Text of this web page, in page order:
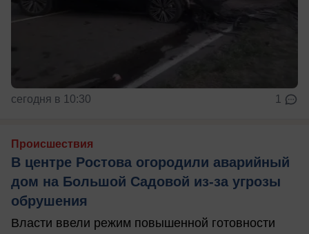
сегодня в 10:30 1
Происшествия
В центре Ростова огородили аварийный
дом на Большой Садовой из-за угрозы
обрушения
Власти ввели режим повышенной готовности